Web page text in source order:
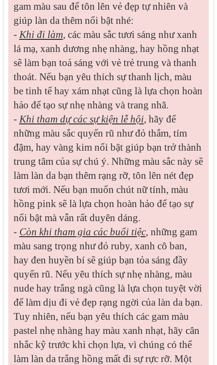
gam màu sau để tôn lên vẻ đẹp tự nhiên và
giúp làn da thêm nổi bật nhé:
- Khi đi làm, các màu sắc tươi sáng như xanh
lá mạ, xanh dương nhẹ nhàng, hay hồng nhạt
sẽ làm bạn toả sáng với vẻ trẻ trung và thanh
thoát. Nếu bạn yêu thích sự thanh lịch, màu
be tinh tế hay xám nhạt cũng là lựa chọn hoàn
hảo để tạo sự nhẹ nhàng và trang nhã.
- Khi tham dự các sự kiện lễ hội, hãy để
những màu sắc quyến rũ như đỏ thắm, tím
đậm, hay vàng kim nổi bật giúp bạn trở thành
trung tâm của sự chú ý. Những màu sắc này sẽ
làm làn da bạn thêm rạng rỡ, tôn lên nét đẹp
tươi mới. Nếu bạn muốn chút nữ tính, màu
hồng pink sẽ là lựa chọn hoàn hảo để tạo sự
nổi bật mà vẫn rất duyên dáng.
- Còn khi tham gia các buổi tiệc, những gam
màu sang trọng như đỏ ruby, xanh cô ban,
hay đen huyền bí sẽ giúp bạn tỏa sáng đầy
quyến rũ. Nếu yêu thích sự nhẹ nhàng, màu
nude hay trắng ngà cũng là lựa chọn tuyệt vời
để làm dịu đi vẻ đẹp rạng ngời của làn da bạn.
Tuy nhiên, nếu bạn yêu thích các gam màu
pastel nhẹ nhàng hay màu xanh nhạt, hãy cân
nhắc kỹ trước khi chọn lựa, vì chúng có thể
làm làn da trắng hồng mất đi sự rực rỡ. Một